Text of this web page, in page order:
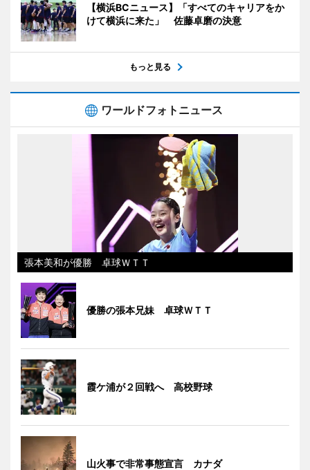
【横浜BCニュース】「すべてのキャリアをか
けて横浜に来た」 佐藤卓磨の決意
もっと見る
ワールドフォトニュース
張本美和が優勝 卓球ＷＴＴ
優勝の張本兄妹 卓球ＷＴＴ
霞ケ浦が２回戦へ 高校野球
山火事で非常事態宣言 カナダ